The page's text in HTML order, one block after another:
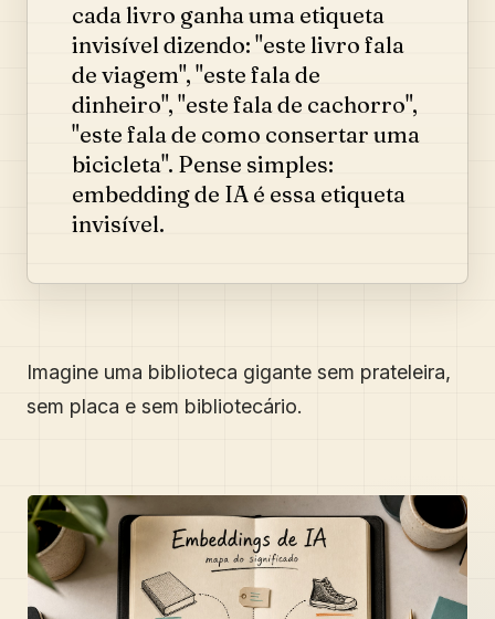
cada livro ganha uma etiqueta
invisível dizendo: "este livro fala
de viagem", "este fala de
dinheiro", "este fala de cachorro",
"este fala de como consertar uma
bicicleta". Pense simples:
embedding de IA é essa etiqueta
invisível.
Imagine uma biblioteca gigante sem prateleira,
sem placa e sem bibliotecário.